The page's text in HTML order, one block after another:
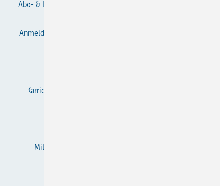
Abo- & Leserservice
Anmelden
Karriere bei Gentner
Mitgliedschaften und Engagement